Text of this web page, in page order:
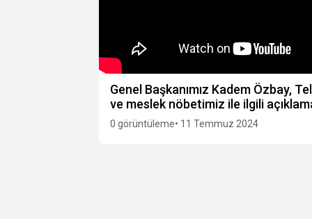
Genel Başkanımız Kadem Özbay,
ve meslek nöbetimiz ile ilgili
0 görüntüleme• 11 Temmuz 2024